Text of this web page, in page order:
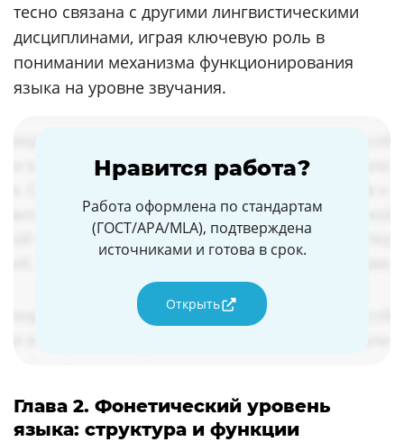
тесно связана с другими лингвистическими
дисциплинами, играя ключевую роль в
понимании механизма функционирования
языка на уровне звучания.
Нравится работа?
Работа оформлена по стандартам
(ГОСТ/APA/MLA), подтверждена
источниками и готова в срок.
Открыть
Глава 2. Фонетический уровень
языка: структура и функции